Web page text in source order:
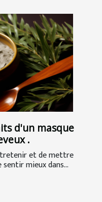
d'un masque
.
et de mettre
mieux dans...